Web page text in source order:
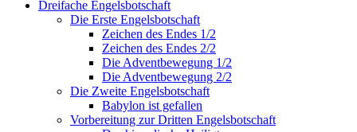
Dreifache Engelsbotschaft
Die Erste Engelsbotschaft
Zeichen des Endes 1/2
Zeichen des Endes 2/2
Die Adventbewegung 1/2
Die Adventbewegung 2/2
Die Zweite Engelsbotschaft
Babylon ist gefallen
Vorbereitung zur Dritten Engelsbotschaft